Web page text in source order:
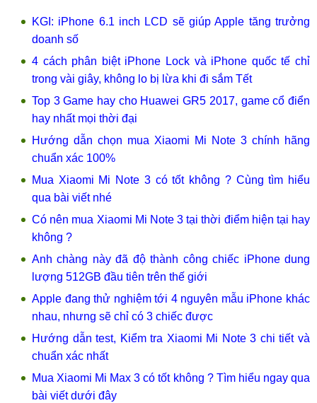
KGI: iPhone 6.1 inch LCD sẽ giúp Apple tăng trưởng
doanh số
4 cách phân biệt iPhone Lock và iPhone quốc tế chỉ
trong vài giây, không lo bị lừa khi đi sắm Tết
Top 3 Game hay cho Huawei GR5 2017, game cổ điển
hay nhất mọi thời đại
Hướng dẫn chọn mua Xiaomi Mi Note 3 chính hãng
chuẩn xác 100%
Mua Xiaomi Mi Note 3 có tốt không ? Cùng tìm hiểu
qua bài viết nhé
Có nên mua Xiaomi Mi Note 3 tại thời điểm hiện tại hay
không ?
Anh chàng này đã độ thành công chiếc iPhone dung
lượng 512GB đầu tiên trên thế giới
Apple đang thử nghiệm tới 4 nguyên mẫu iPhone khác
nhau, nhưng sẽ chỉ có 3 chiếc được
Hướng dẫn test, Kiểm tra Xiaomi Mi Note 3 chi tiết và
chuẩn xác nhất
Mua Xiaomi Mi Max 3 có tốt không ? Tìm hiểu ngay qua
bài viết dưới đây